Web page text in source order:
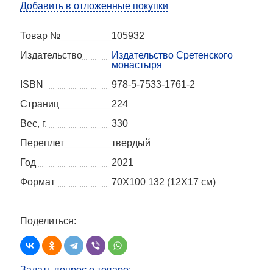
Добавить в отложенные покупки
Товар №
105932
Издательство
Издательство Сретенского
монастыря
ISBN
978-5-7533-1761-2
Страниц
224
Вес, г.
330
Переплет
твердый
Год
2021
Формат
70Х100 132 (12X17 см)
Поделиться: